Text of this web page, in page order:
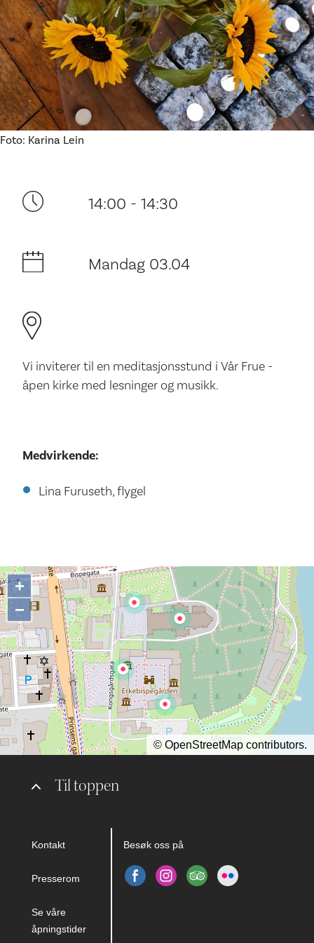
Ditt besøk
Foto: Karina Lein
14:00 - 14:30
Mandag 03.04
Vi inviterer til en meditasjonsstund i Vår Frue -
åpen kirke med lesninger og musikk.
Medvirkende:
Lina Furuseth, flygel
Til toppen
Kontakt
Presserom
Se våre
åpningstider
Besøk oss på
+
−
© OpenStreetMap contributors.